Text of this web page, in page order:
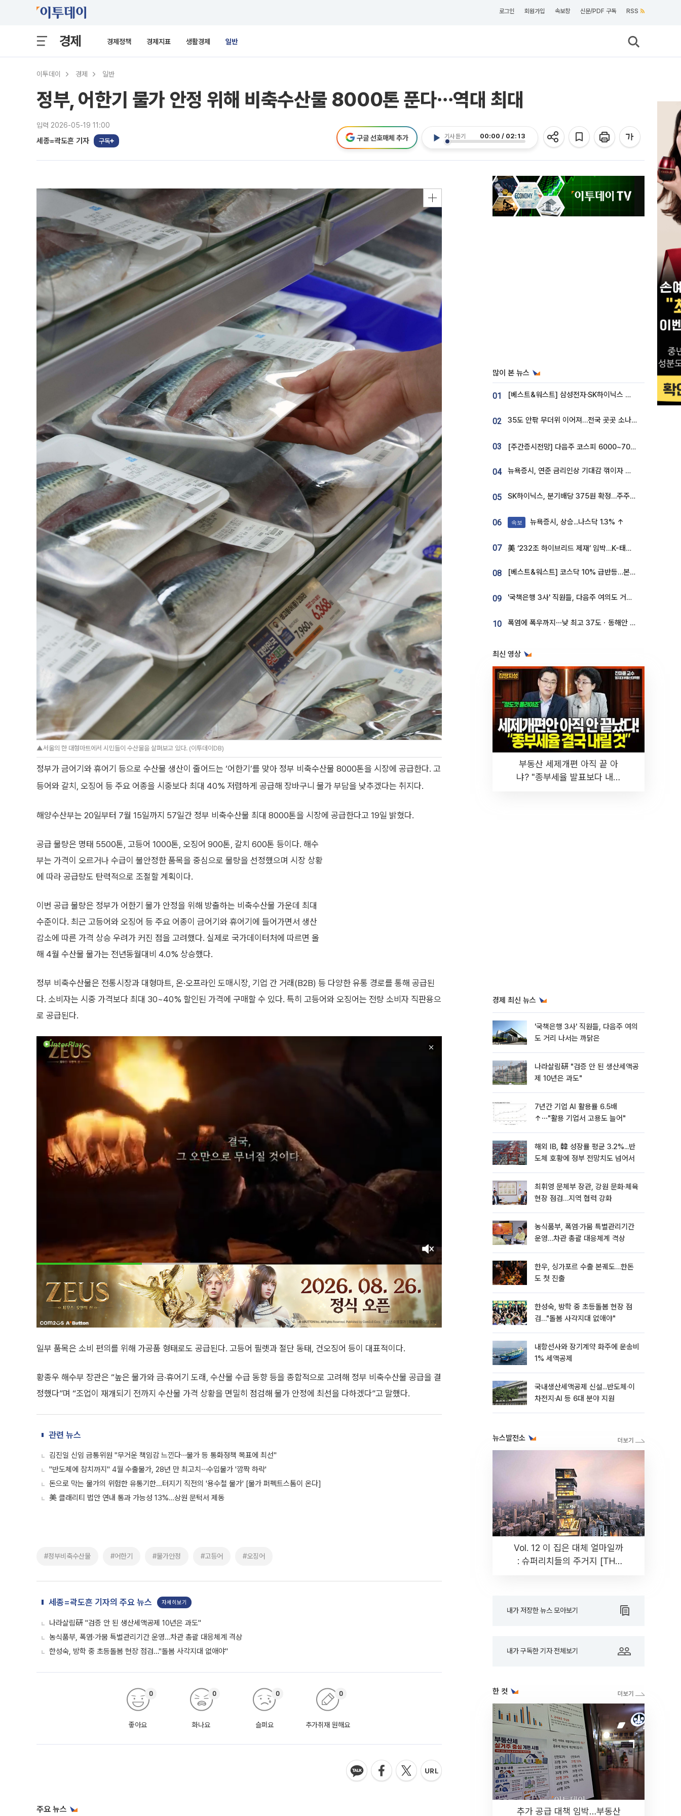
로그인 회원가입 속보창 신문/PDF 구독 RSS
경제 경제정책 경제지표 생활경제 일반
이투데이 경제 일반
정부, 어한기 물가 안정 위해 비축수산물 8000톤 푼다⋯역대 최대
입력 2026-05-19 11:00
세종=곽도흔 기자 구독
기사 듣기 00:00 / 02:13
구글 선호매체 추가
▲서울의 한 대형마트에서 시민들이 수산물을 살펴보고 있다. (이투데이DB)
정부가 금어기와 휴어기 등으로 수산물 생산이 줄어드는 ‘어한기’를 맞아 정부 비축수산물 8000톤을 시장에 공급한다. 고
등어와 갈치, 오징어 등 주요 어종을 시중보다 최대 40% 저렴하게 공급해 장바구니 물가 부담을 낮추겠다는 취지다.
해양수산부는 20일부터 7월 15일까지 57일간 정부 비축수산물 최대 8000톤을 시장에 공급한다고 19일 밝혔다.
공급 물량은 명태 5500톤, 고등어 1000톤, 오징어 900톤, 갈치 600톤 등이다. 해수
부는 가격이 오르거나 수급이 불안정한 품목을 중심으로 물량을 선정했으며 시장 상황
에 따라 공급량도 탄력적으로 조절할 계획이다.
이번 공급 물량은 정부가 어한기 물가 안정을 위해 방출하는 비축수산물 가운데 최대
수준이다. 최근 고등어와 오징어 등 주요 어종이 금어기와 휴어기에 들어가면서 생산
감소에 따른 가격 상승 우려가 커진 점을 고려했다. 실제로 국가데이터처에 따르면 올
해 4월 수산물 물가는 전년동월대비 4.0% 상승했다.
정부 비축수산물은 전통시장과 대형마트, 온·오프라인 도매시장, 기업 간 거래(B2B) 등 다양한 유통 경로를 통해 공급된
다. 소비자는 시중 가격보다 최대 30~40% 할인된 가격에 구매할 수 있다. 특히 고등어와 오징어는 전량 소비자 직판용으
로 공급된다.
일부 품목은 소비 편의를 위해 가공품 형태로도 공급된다. 고등어 필렛과 절단 동태, 건오징어 등이 대표적이다.
황종우 해수부 장관은 “높은 물가와 금·휴어기 도래, 수산물 수급 동향 등을 종합적으로 고려해 정부 비축수산물 공급을 결
정했다”며 “조업이 재개되기 전까지 수산물 가격 상황을 면밀히 점검해 물가 안정에 최선을 다하겠다”고 말했다.
관련 뉴스
김진일 신임 금통위원 "무거운 책임감 느낀다⋯물가 등 통화정책 목표에 최선"
"반도체에 참치까지" 4월 수출물가, 28년 만 최고치⋯수입물가 '깜짝 하락'
돈으로 막는 물가의 위험한 유통기한...터지기 직전의 '용수철 물가' [물가 퍼펙트스톰이 온다]
美 클래리티 법안 연내 통과 가능성 13%…상원 문턱서 제동
#정부비축수산물 #어한기 #물가안정 #고등어 #오징어
세종=곽도흔 기자의 주요 뉴스 자세히보기
나라살림硏 "검증 안 된 생산세액공제 10년은 과도"
농식품부, 폭염·가뭄 특별관리기간 운영…차관 총괄 대응체계 격상
한성숙, 방학 중 초등돌봄 현장 점검…"돌봄 사각지대 없애야"
좋아요
0
화나요
0
슬퍼요
0
추가취재 원해요
0
주요 뉴스
많이 본 뉴스
01 [베스트&워스트] 삼성전자·SK하이닉스 밀린 한 주…상상인증권은 85% 급등
02 35도 안팎 무더위 이어져…전국 곳곳 소나기 [오늘 날씨]
03 [주간증시전망] 다음주 코스피 6000~7000⋯“外人 수급은 정책이 변수”
04 뉴욕증시, 연준 금리인상 기대감 꺾이자 상승...S&P500 사상 최고치 [종합]
05 SK하이닉스, 분기배당 375원 확정…주주환원책 9월로 앞당겨 발표
06 속보 뉴욕증시, 상승...나스닥 1.3% ↑
07 美 ‘232조 하이브리드 제재’ 임박…K-태양광, 불확실성 털고 날개 다나
08 [베스트&워스트] 코스닥 10% 급반등…본느, 최대주주 변경 기대에 270% 폭등
09 '국책은행 3사' 직원들, 다음주 여의도 거리 나서는 까닭은
10 폭염에 폭우까지⋯낮 최고 37도ㆍ동해안 강한 비 [날씨]
최신 영상
부동산 세제개편 아직 끝 아
냐? "종부세율 발표보다 내릴
경제 최신 뉴스
'국책은행 3사' 직원들, 다음주 여의
도 거리 나서는 까닭은
나라살림硏 "검증 안 된 생산세액공
제 10년은 과도"
7년간 기업 AI 활용률 6.5배
↑⋯"활용 기업서 고용도 늘어"
해외 IB, 韓 성장률 평균 3.2%...반
도체 호황에 정부 전망치도 넘어서
최휘영 문체부 장관, 강원 문화·체육
현장 점검…지역 협력 강화
농식품부, 폭염·가뭄 특별관리기간
운영…차관 총괄 대응체계 격상
한우, 싱가포르 수출 본궤도…한돈
도 첫 진출
한성숙, 방학 중 초등돌봄 현장 점
검…"돌봄 사각지대 없애야"
내항선사와 장기계약 화주에 운송비
1% 세액공제
국내생산세액공제 신설...반도체·이
차전지·AI 등 6대 분야 지원
뉴스발전소
Vol. 12 이 집은 대체 얼마일까
: 슈퍼리치들의 주거지 [THE
내가 저장한 뉴스 모아보기
내가 구독한 기자 전체보기
한 컷
추가 공급 대책 임박…부동산